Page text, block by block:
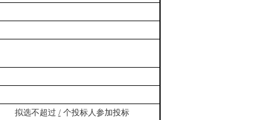
拟选不超过 /个投标人参加投标